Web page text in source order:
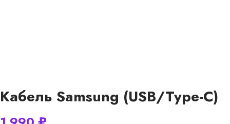
Кабель Samsung (USB/Type-C)